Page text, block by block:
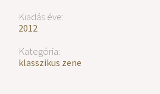
Kiadás éve:
2012
Kategória:
klasszikus zene